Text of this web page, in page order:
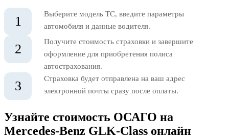
1
Выберите модель ТС, введите параметры
автомобиля и данные водителя.
2
Получите стоимость страховки и завершите
оформление для приобретения полиса
автострахования.
3
Страховка будет отправлена на ваш адрес
электронной почты сразу после оплаты.
Узнайте стоимость ОСАГО на
Mercedes-Benz GLK-Class онлайн